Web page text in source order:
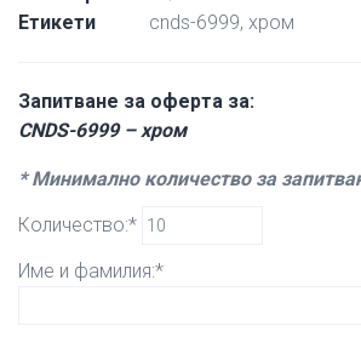
Етикети
cnds-6999, хром
Запитване за оферта за:
CNDS-6999 – хром
* Минимално количество за
Количество:*
Име и фамилия:*